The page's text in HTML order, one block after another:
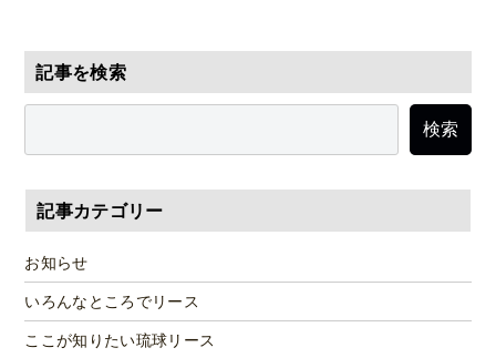
記事を検索
検索
記事カテゴリー
お知らせ
いろんなところでリース
ここが知りたい琉球リース